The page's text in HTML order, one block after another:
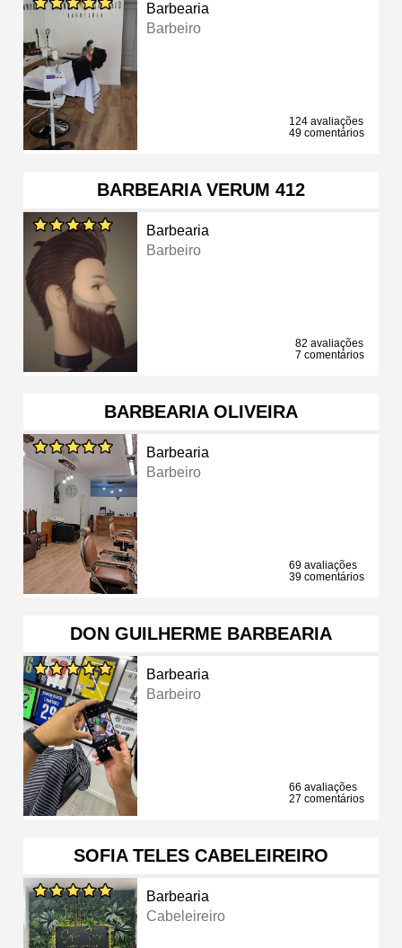
Barbearia
Barbeiro
124 avaliações
49 comentários
BARBEARIA VERUM 412
Barbearia
Barbeiro
82 avaliações
7 comentários
BARBEARIA OLIVEIRA
Barbearia
Barbeiro
69 avaliações
39 comentários
DON GUILHERME BARBEARIA
Barbearia
Barbeiro
66 avaliações
27 comentários
SOFIA TELES CABELEIREIRO
Barbearia
Cabeleireiro